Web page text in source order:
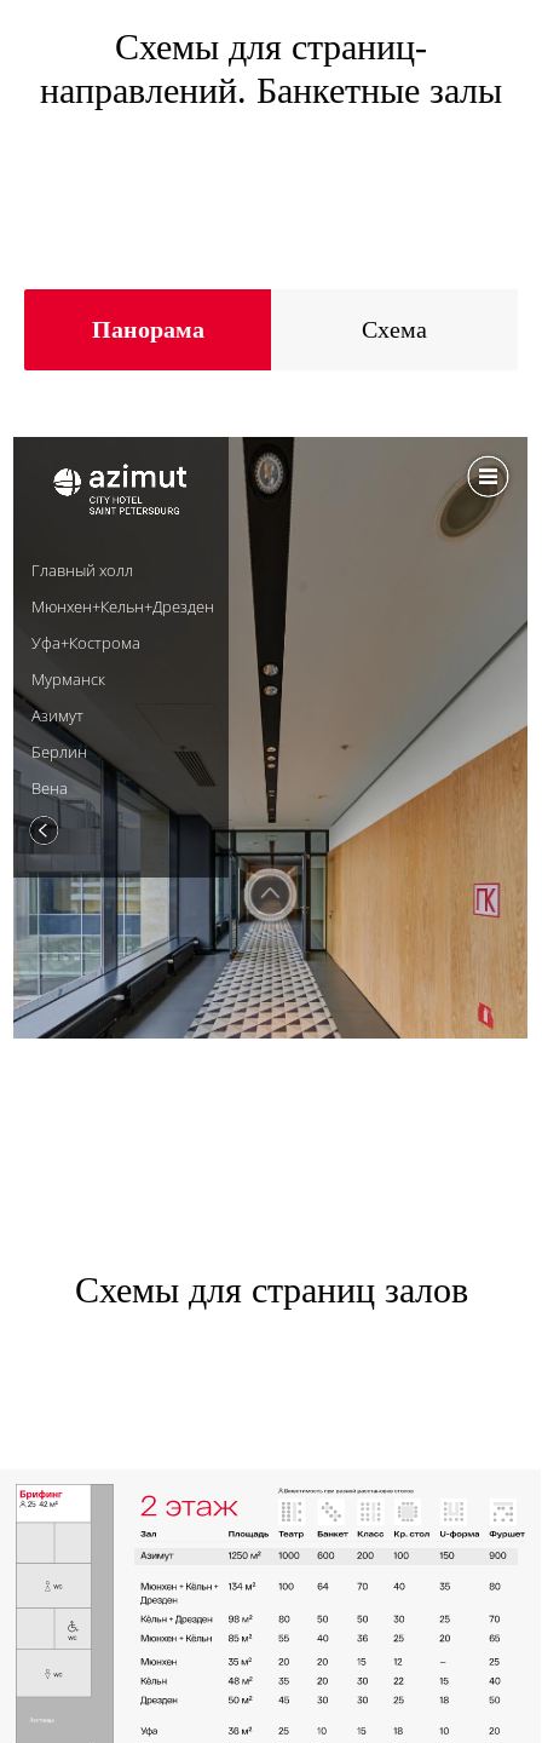
Схемы для страниц-
направлений. Банкетные залы
Панорама Схема
Схемы для страниц залов